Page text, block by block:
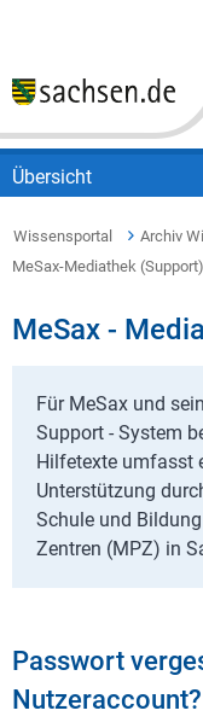
Übersicht
Wissensportal Archiv
MeSax-Mediathek (Support)
MeSax -
Für MeSax und
Support - System
Hilfetexte umfasst
Unterstützung
Schule und
Zentren (MPZ) in
Passwort
Nutzeraccount?